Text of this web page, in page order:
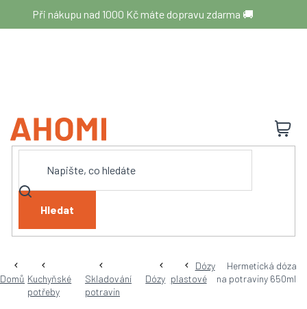
obsah
Při nákupu nad 1000 Kč máte dopravu zdarma 🚚
Hledat
Domů Kuchyňské
potřeby
Skladování
potravin
Dózy
Dózy
plastové
Hermetická dóza
na potraviny 650ml